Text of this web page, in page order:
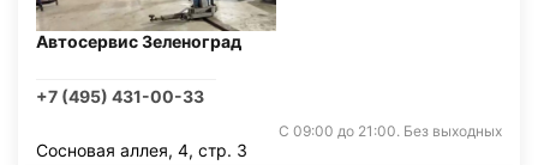
Автосервис Зеленоград
+7 (495) 431-00-33
С 09:00 до 21:00. Без выходных
Сосновая аллея, 4, стр. 3